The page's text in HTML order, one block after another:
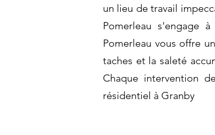
un lieu de travail
Pomerleau s'engage
Pomerleau vous offre
taches et la saleté
Chaque intervention
résidentiel à Granby